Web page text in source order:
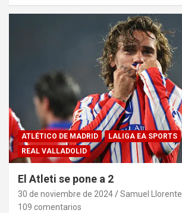
ATLÉTICO DE MADRID
LALIGA EA SPORTS
REAL VALLADOLID
El Atleti se pone a 2
30 de noviembre de 2024
Samuel Llorente
109 comentarios